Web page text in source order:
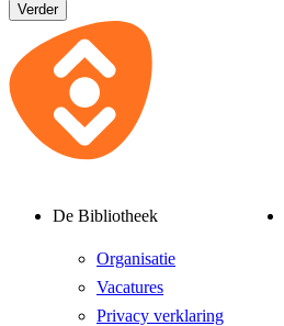
Verder
De Bibliotheek
Organisatie
Vacatures
Privacy verklaring